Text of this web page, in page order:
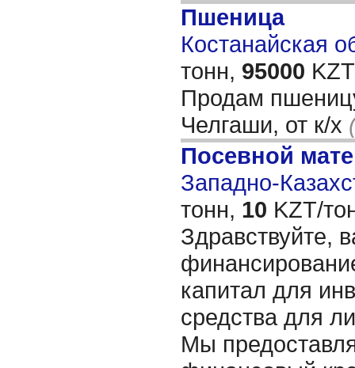
Пшеница
Костанайская
тонн, 95000
Продам
Челгаши, от к/х
Посевной
Западно-
тонн, 10 KZT/
Здравствуйте,
капитал для
средства для
Мы